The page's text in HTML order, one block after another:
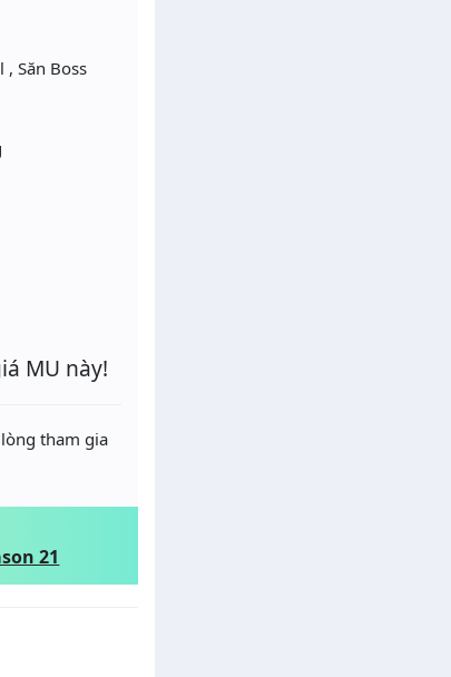
, Săn Boss
MU này!
tham gia
21